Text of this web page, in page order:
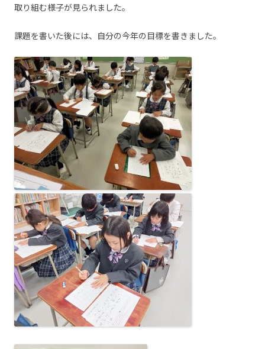
取り組む様子が見られました。
課題を書いた後には、自分の今年の目標を書きました。